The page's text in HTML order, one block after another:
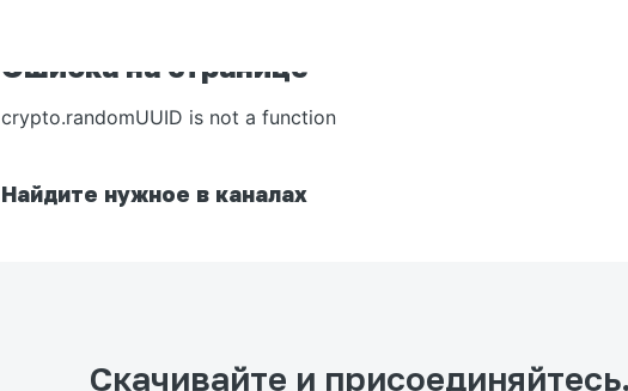
Ошибка на странице
crypto.randomUUID is not a function
Найдите нужное в каналах
Скачивайте и присоединяйтесь.